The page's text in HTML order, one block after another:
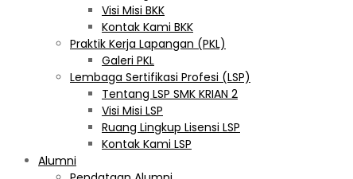
Visi Misi BKK
Kontak Kami BKK
Praktik Kerja Lapangan (PKL)
Galeri PKL
Lembaga Sertifikasi Profesi (LSP)
Tentang LSP SMK KRIAN 2
Visi Misi LSP
Ruang Lingkup Lisensi LSP
Kontak Kami LSP
Alumni